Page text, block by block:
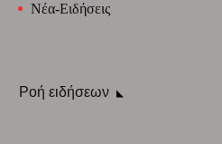
Νέα-Ειδήσεις
Ροή ειδήσεων